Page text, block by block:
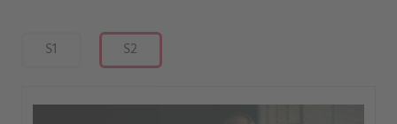
S1 S2